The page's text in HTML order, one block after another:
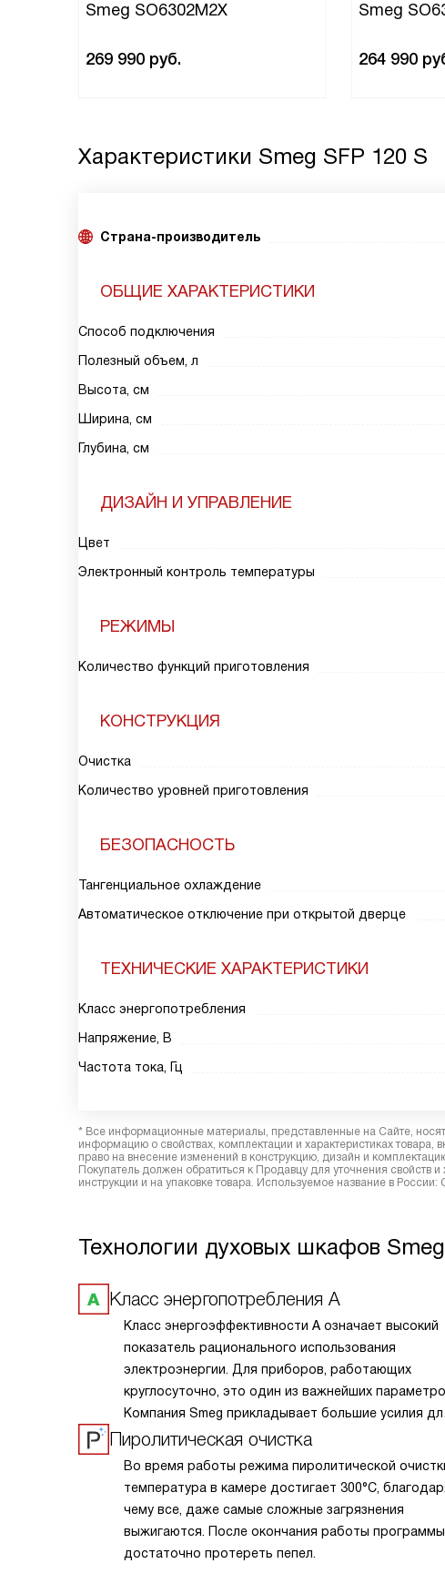
Smeg SO6302M2X
269 990 руб.
Smeg
264 990
Характеристики Smeg SFP 120 S
Страна-производитель
ОБЩИЕ ХАРАКТЕРИСТИКИ
Способ подключения
Полезный объем, л
Высота, см
Ширина, см
Глубина, см
ДИЗАЙН И УПРАВЛЕНИЕ
Цвет
Электронный контроль температуры
РЕЖИМЫ
Количество функций приготовления
КОНСТРУКЦИЯ
Очистка
Количество уровней приготовления
БЕЗОПАСНОСТЬ
Тангенциальное охлаждение
Автоматическое отключение при открытой дверце
ТЕХНИЧЕСКИЕ ХАРАКТЕРИСТИКИ
Класс энергопотребления
Напряжение, В
Частота тока, Гц
* Все информационные материалы, представленные на Сайте,
информацию о свойствах, комплектации и характеристиках
право на внесение изменений в конструкцию, дизайн и
Покупатель должен обратиться к Продавцу для уточнения свойств
инструкции и на упаковке товара. Используемое название в России:
Технологии духовых шкафов Smeg
Класс энергопотребления А
Класс энергоэффективности А означает высокий
показатель рационального использования
электроэнергии. Для приборов, работающих
круглосуточно, это один из важнейших
Компания Smeg прикладывает большие усилия для
того, чтобы сделать технику экономичной и
Пиролитическая очистка
Во время работы режима пиролитической
температура в камере достигает 300°С,
чему все, даже самые сложные загрязнения
выжигаются. После окончания работы программы
достаточно протереть пепел.